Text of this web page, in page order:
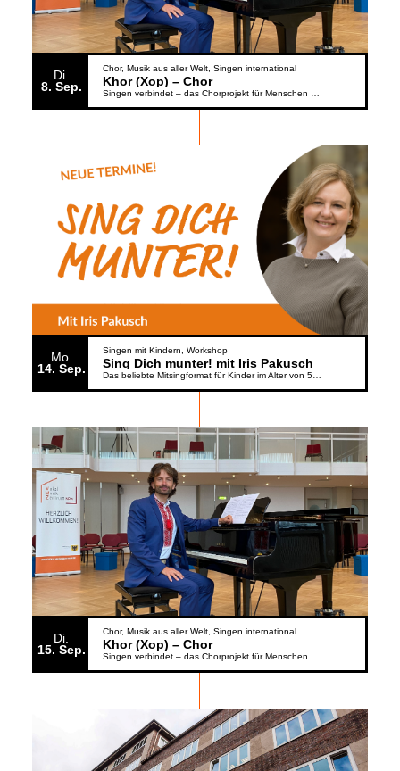
Di.
8 Sep.
Chor Musik aus aller Welt Singen international
Khor (Xop) – Chor
Singen verbindet – das Chorprojekt für Menschen aus der Ukraine
Mo.
14 Sep.
Singen mit Kindern Workshop
Sing Dich munter! mit Iris Pakusch
Das beliebte Mitsingformat für Kinder im Alter von 5 bis 6 Jahren geht weiter
Di.
15 Sep.
Chor Musik aus aller Welt Singen international
Khor (Xop) – Chor
Singen verbindet – das Chorprojekt für Menschen aus der Ukraine